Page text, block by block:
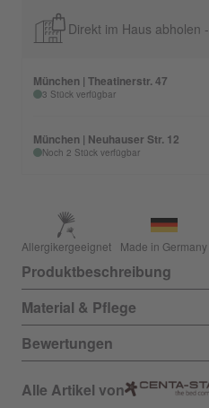
Direkt im Haus abholen -
München | Theatinerstr. 47
3 Stück verfügbar
München | Neuhauser Str. 12
Noch 2 Stück verfügbar
Allergikergeeignet Made in Germany
Produktbeschreibung
Material & Pflege
Bewertungen
Alle Artikel von